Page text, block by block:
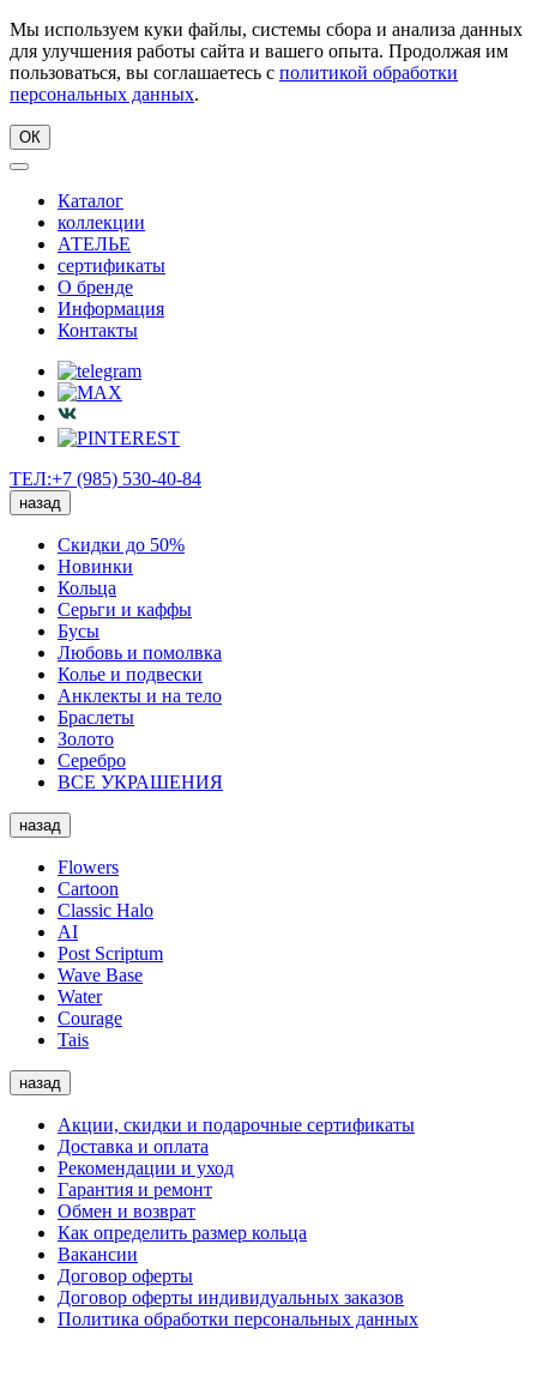
Мы используем куки файлы, системы сбора и анализа данных
для улучшения работы сайта и вашего опыта. Продолжая им
пользоваться, вы соглашаетесь с политикой обработки
персональных данных.
ОК
Каталог
коллекции
АТЕЛЬЕ
сертификаты
О бренде
Информация
Контакты
ТЕЛ:+7 (985) 530-40-84
назад
Скидки до 50%
Новинки
Кольца
Серьги и каффы
Бусы
Любовь и помолвка
Колье и подвески
Анклекты и на тело
Браслеты
Золото
Серебро
ВСЕ УКРАШЕНИЯ
назад
Flowers
Cartoon
Classic Halo
AI
Post Scriptum
Wave Base
Water
Courage
Tais
назад
Акции, скидки и подарочные сертификаты
Доставка и оплата
Рекомендации и уход
Гарантия и ремонт
Обмен и возврат
Как определить размер кольца
Вакансии
Договор оферты
Договор оферты индивидуальных заказов
Политика обработки персональных данных